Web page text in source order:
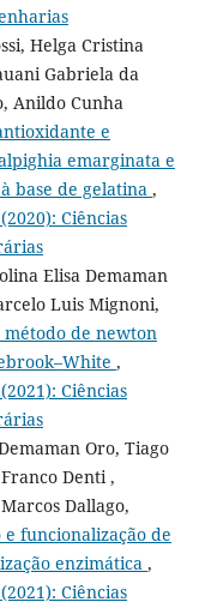
Helga Cristina
Gabriela da
Anildo Cunha
e
emarginata e
base de gelatina ,
Ciências
Elisa Demaman
Luis Mignoni,
de newton
,
Ciências
Oro, Tiago
Denti ,
Dallago,
e funcionalização de
enzimática ,
Ciências